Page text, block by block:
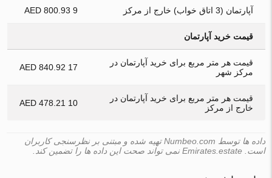
آپارتمان (3 اتاق خواب) خارج از مرکز 9 800.93 AED
قیمت خرید آپارتمان
قیمت هر متر مربع برای خرید آپارتمان در
مرکز شهر
17 840.92 AED
قیمت هر متر مربع برای خرید آپارتمان در
خارج از مرکز
10 478.21 AED
داده ها توسط Numbeo.com تهیه شده و مبتنی بر نظرسنجی کاربران
است. Emirates.estate نمی تواند صحت این داده ها را تضمین کند.